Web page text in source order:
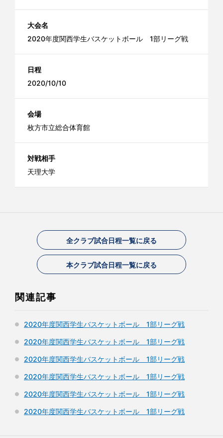
大会名
2020年度関西学生バスケットボール 1部リーグ戦
日程
2020/10/10
会場
枚方市立総合体育館
対戦相手
天理大学
全クラブ試合日程一覧に戻る
本クラブ試合日程一覧に戻る
関連記事
2020年度関西学生バスケットボール 1部リーグ戦
2020年度関西学生バスケットボール 1部リーグ戦
2020年度関西学生バスケットボール 1部リーグ戦
2020年度関西学生バスケットボール 1部リーグ戦
2020年度関西学生バスケットボール 1部リーグ戦
2020年度関西学生バスケットボール 1部リーグ戦